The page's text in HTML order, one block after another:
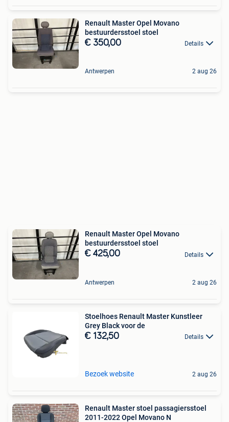
Renault Master Opel Movano
bestuurdersstoel stoel
€ 350,00 Details
Antwerpen 2 aug 26
Renault Master Opel Movano
bestuurdersstoel stoel
€ 425,00 Details
Antwerpen 2 aug 26
Stoelhoes Renault Master Kunstleer
Grey Black voor de
€ 132,50 Details
Bezoek website 2 aug 26
Renault Master stoel passagiersstoel
2011-2022 Opel Movano N